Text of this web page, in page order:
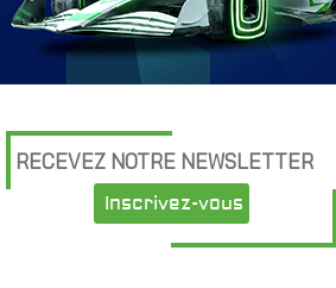
RECEVEZ NOTRE NEWSLETTER
Inscrivez-vous